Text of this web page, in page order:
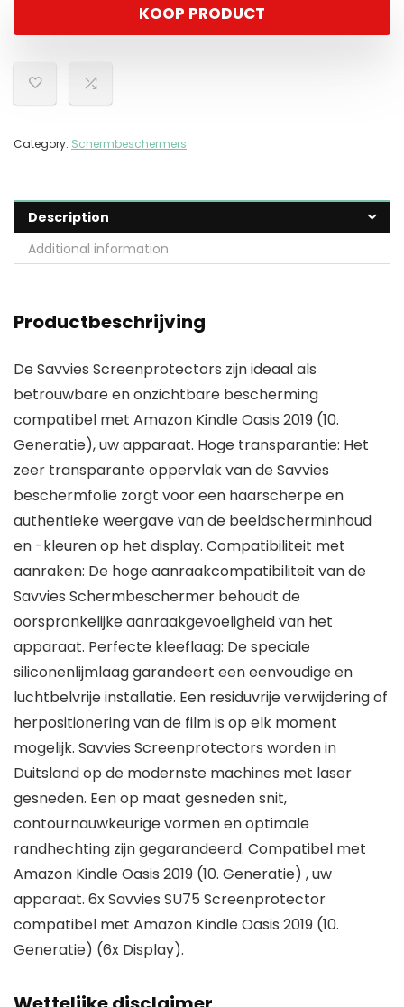
KOOP PRODUCT
Category: Schermbeschermers
Description
Additional information
Productbeschrijving
De Savvies Screenprotectors zijn ideaal als
betrouwbare en onzichtbare bescherming
compatibel met Amazon Kindle Oasis 2019 (10.
Generatie), uw apparaat. Hoge transparantie: Het
zeer transparante oppervlak van de Savvies
beschermfolie zorgt voor een haarscherpe en
authentieke weergave van de beeldscherminhoud
en -kleuren op het display. Compatibiliteit met
aanraken: De hoge aanraakcompatibiliteit van de
Savvies Schermbeschermer behoudt de
oorspronkelijke aanraakgevoeligheid van het
apparaat. Perfecte kleeflaag: De speciale
siliconenlijmlaag garandeert een eenvoudige en
luchtbelvrije installatie. Een residuvrije verwijdering of
herpositionering van de film is op elk moment
mogelijk. Savvies Screenprotectors worden in
Duitsland op de modernste machines met laser
gesneden. Een op maat gesneden snit,
contournauwkeurige vormen en optimale
randhechting zijn gegarandeerd. Compatibel met
Amazon Kindle Oasis 2019 (10. Generatie) , uw
apparaat. 6x Savvies SU75 Screenprotector
compatibel met Amazon Kindle Oasis 2019 (10.
Generatie) (6x Display).